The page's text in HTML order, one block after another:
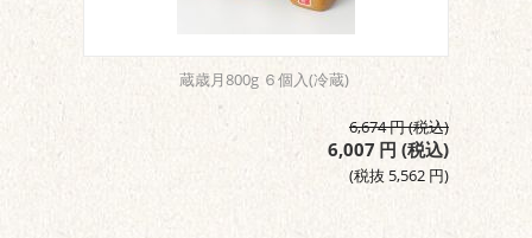
蔵歳月800g ６個入(冷蔵)
6,674円(税込)
6,007 円 (税込)
(税抜 5,562 円)